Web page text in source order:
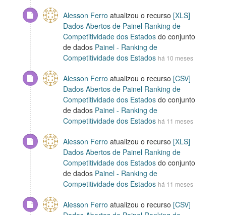
Alesson Ferro atualizou o recurso [XLS]
Dados Abertos de Painel Ranking de
Competitividade dos Estados do conjunto
de dados Painel - Ranking de
Competitividade dos Estados há 10 meses
Alesson Ferro atualizou o recurso [CSV]
Dados Abertos de Painel Ranking de
Competitividade dos Estados do conjunto
de dados Painel - Ranking de
Competitividade dos Estados há 11 meses
Alesson Ferro atualizou o recurso [XLS]
Dados Abertos de Painel Ranking de
Competitividade dos Estados do conjunto
de dados Painel - Ranking de
Competitividade dos Estados há 11 meses
Alesson Ferro atualizou o recurso [CSV]